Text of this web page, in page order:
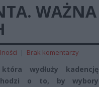
WAŻNA
| Brak komentarzy
wydłuży kadencję
o to, by wybory